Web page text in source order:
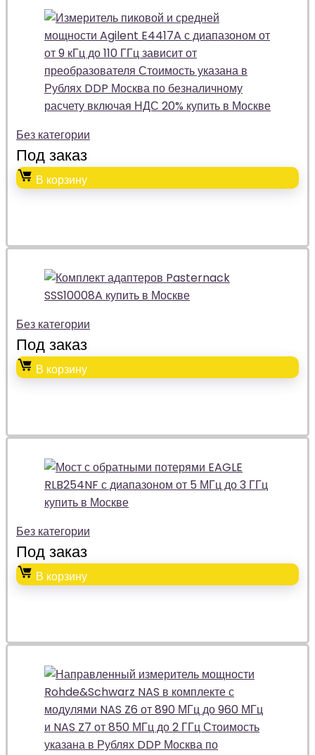
Без категории
Под заказ
В корзину
Без категории
Под заказ
В корзину
Без категории
Под заказ
В корзину